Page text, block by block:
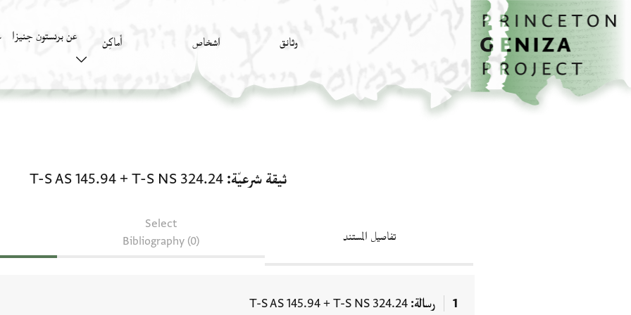
تخطي إلى المحتوى الرئيسي
الصفحة الرئيسية
وثائق اشخاص أَماكِن عن برنستون جنيزا
ثيقة شرعيّة T-S NS 324.24
+
T-S AS 145.94
تفاصيل المستند
Select
Bibliography (0)
1 رسالة T-S NS 324.24
+
T-S AS 145.94